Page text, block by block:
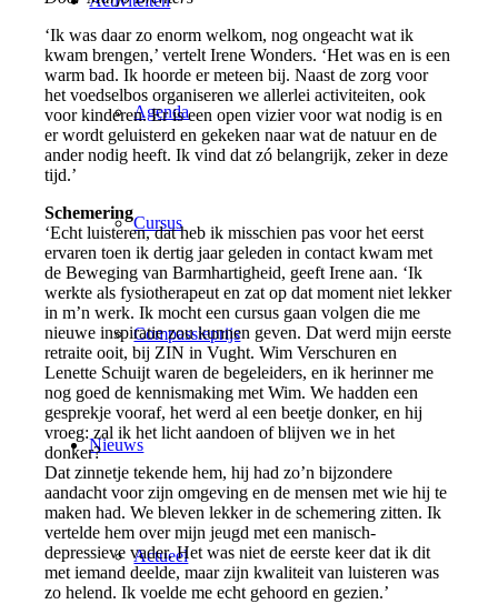
Agenda
Cursus
Compassieprijs
Nieuws
Actueel
‘Ik was daar zo enorm welkom, nog ongeacht wat ik
kwam brengen,’ vertelt Irene Wonders. ‘Het was en is een
warm bad. Ik hoorde er meteen bij. Naast de zorg voor
het voedselbos organiseren we allerlei activiteiten, ook
voor kinderen. Er is een open vizier voor wat nodig is en
er wordt geluisterd en gekeken naar wat de natuur en de
ander nodig heeft. Ik vind dat zó belangrijk, zeker in deze
tijd.’
Schemering
‘Echt luisteren, dat heb ik misschien pas voor het eerst
ervaren toen ik dertig jaar geleden in contact kwam met
de Beweging van Barmhartigheid, geeft Irene aan. ‘Ik
werkte als fysiotherapeut en zat op dat moment niet lekker
in m’n werk. Ik mocht een cursus gaan volgen die me
nieuwe inspiratie zou kunnen geven. Dat werd mijn eerste
retraite ooit, bij ZIN in Vught. Wim Verschuren en
Lenette Schuijt waren de begeleiders, en ik herinner me
nog goed de kennismaking met Wim. We hadden een
gesprekje vooraf, het werd al een beetje donker, en hij
vroeg: zal ik het licht aandoen of blijven we in het
donker?
Dat zinnetje tekende hem, hij had zo’n bijzondere
aandacht voor zijn omgeving en de mensen met wie hij te
maken had. We bleven lekker in de schemering zitten. Ik
vertelde hem over mijn jeugd met een manisch-
depressieve vader. Het was niet de eerste keer dat ik dit
met iemand deelde, maar zijn kwaliteit van luisteren was
zo helend. Ik voelde me echt gehoord en gezien.’